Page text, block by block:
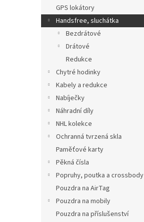
e
l
GPS lokátory
Handsfree, sluchátka
Bezdrátové
Drátové
Redukce
Chytré hodinky
Kabely a redukce
Nabíječky
Náhradní díly
NHL kolekce
Ochranná tvrzená skla
Paměťové karty
Pěkná čísla
Popruhy, poutka a crossbody
Pouzdra na AirTag
Pouzdra na mobily
Pouzdra na příslušenství